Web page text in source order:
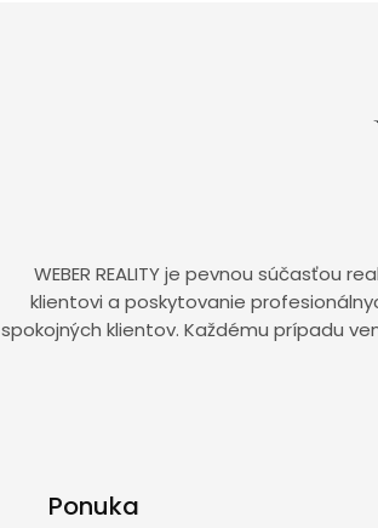
WEBER REALITY je pevnou súčasťou
klientovi a poskytovanie
spokojných klientov. Každému prípadu
Ponuka